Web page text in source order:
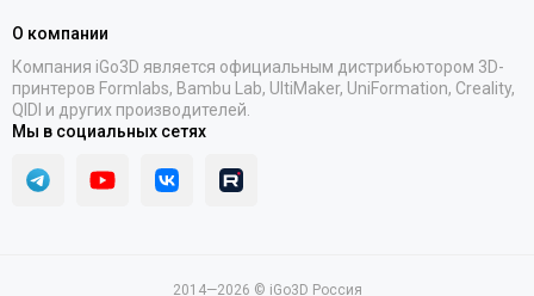
О компании
Компания iGo3D является официальным дистрибьютором 3D-
принтеров Formlabs, Bambu Lab, UltiMaker, UniFormation, Creality,
QIDI и других производителей.
Мы в социальных сетях
2014—2026 © iGo3D Россия